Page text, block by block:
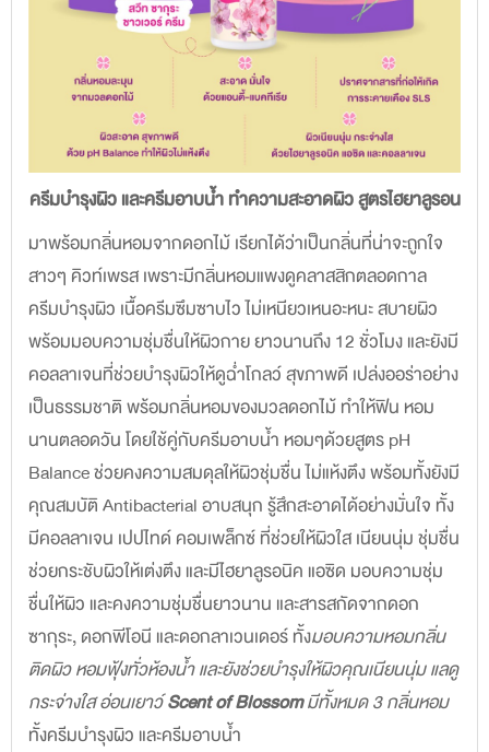
ครีมบำรุงผิว และครีมอาบน้ำ ทำความสะอาดผิว สูตรไฮยาลูรอน
มาพร้อมกลิ่นหอมจากดอกไม้ เรียกได้ว่าเป็นกลิ่นที่น่าจะถูกใจ
สาวๆ คิวท์เพรส เพราะมีกลิ่นหอมแพงดูคลาสสิกตลอดกาล
ครีมบำรุงผิว เนื้อครีมซึมซาบไว ไม่เหนียวเหนอะหนะ สบายผิว
พร้อมมอบความชุ่มชื่นให้ผิวกาย ยาวนานถึง 12 ชั่วโมง และยังมี
คอลลาเจนที่ช่วยบำรุงผิวให้ดูฉ่ำโกลว์ สุขภาพดี เปล่งออร่าอย่าง
เป็นธรรมชาติ พร้อมกลิ่นหอมของมวลดอกไม้ ทำให้ฟิน หอม
นานตลอดวัน โดยใช้คู่กับครีมอาบน้ำ หอมๆด้วยสูตร pH
Balance ช่วยคงความสมดุลให้ผิวชุ่มชื่น ไม่แห้งตึง พร้อมทั้งยังมี
คุณสมบัติ Antibacterial อาบสนุก รู้สึกสะอาดได้อย่างมั่นใจ ทั้ง
มีคอลลาเจน เปปไทด์ คอมเพล็กซ์ ที่ช่วยให้ผิวใส เนียนนุ่ม ชุ่มชื่น
ช่วยกระชับผิวให้เต่งตึง และมีไฮยาลูรอนิค แอซิด มอบความชุ่ม
ชื่นให้ผิว และคงความชุ่มชื่นยาวนาน และสารสกัดจากดอก
ซากุระ, ดอกพีโอนี และดอกลาเวนเดอร์ ทั้งมอบความหอมกลิ่น
ติดผิว หอมฟุ้งทั่วห้องน้ำ และยังช่วยบำรุงให้ผิวคุณเนียนนุ่ม แลดู
กระจ่างใส อ่อนเยาว์Scent of Blossomมีทั้งหมด 3 กลิ่นหอม
ทั้งครีมบำรุงผิว และครีมอาบน้ำ